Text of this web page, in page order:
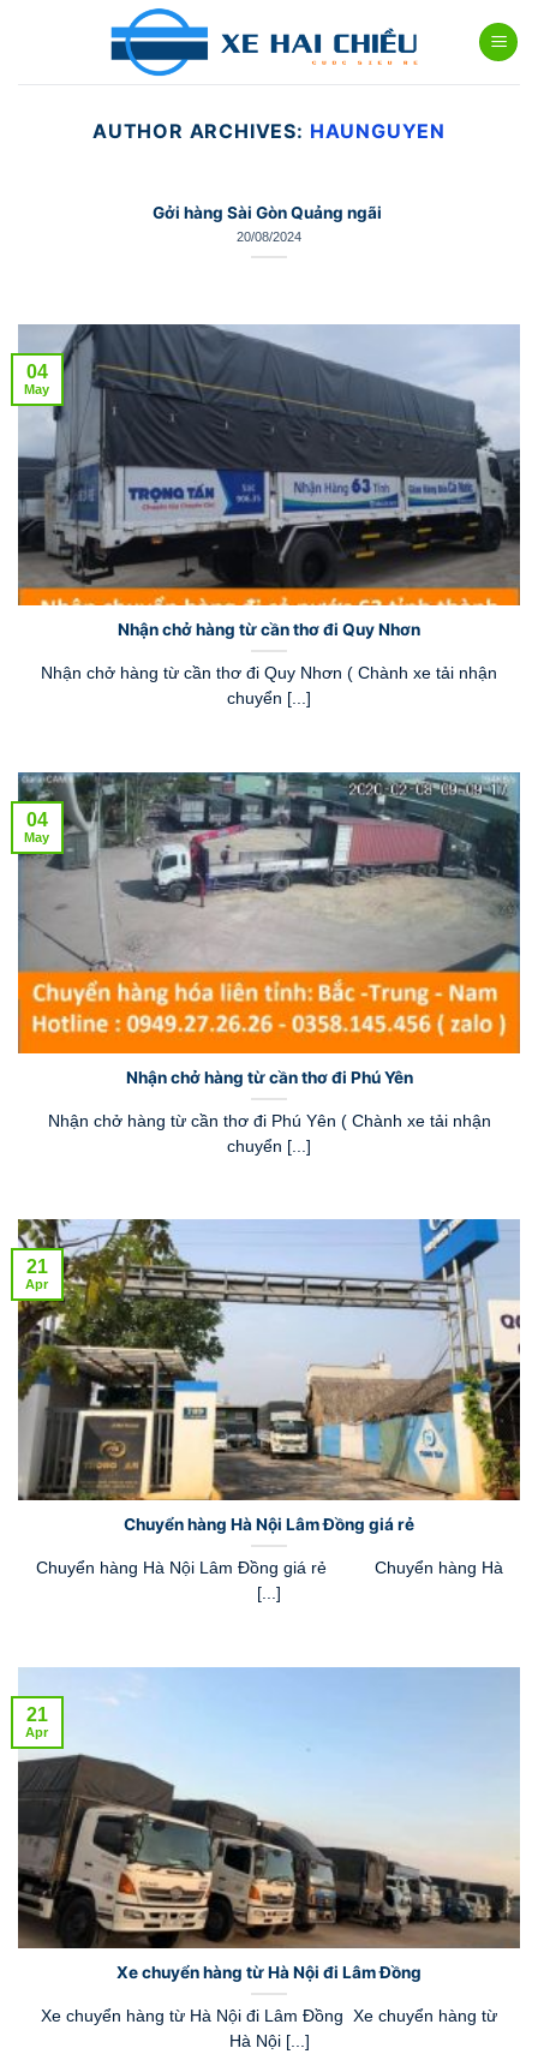
AUTHOR ARCHIVES: HAUNGUYEN
Gởi hàng Sài Gòn Quảng ngãi
20/08/2024
Nhận chở hàng từ cần thơ đi Quy Nhơn
Nhận chở hàng từ cần thơ đi Quy Nhơn ( Chành xe tải nhận
chuyển [...]
04
May
Nhận chở hàng từ cần thơ đi Phú Yên
Nhận chở hàng từ cần thơ đi Phú Yên ( Chành xe tải nhận
chuyển [...]
04
May
Chuyển hàng Hà Nội Lâm Đồng giá rẻ
Chuyển hàng Hà Nội Lâm Đồng giá rẻ Chuyển hàng Hà
[...]
21
Apr
Xe chuyển hàng từ Hà Nội đi Lâm Đồng
Xe chuyển hàng từ Hà Nội đi Lâm Đồng Xe chuyển hàng từ
Hà Nội [...]
21
Apr